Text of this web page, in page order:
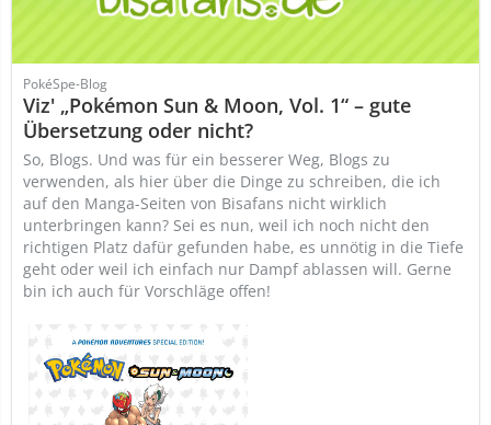
PokéSpe-Blog
Viz' „Pokémon Sun & Moon, Vol. 1“ – gute
Übersetzung oder nicht?
So, Blogs. Und was für ein besserer Weg, Blogs zu
verwenden, als hier über die Dinge zu schreiben, die ich
auf den Manga-Seiten von Bisafans nicht wirklich
unterbringen kann? Sei es nun, weil ich noch nicht den
richtigen Platz dafür gefunden habe, es unnötig in die Tiefe
geht oder weil ich einfach nur Dampf ablassen will. Gerne
bin ich auch für Vorschläge offen!